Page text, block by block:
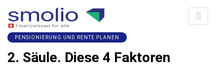
PENSIONIERUNG UND RENTE PLANEN
2. Säule. Diese 4 Faktoren